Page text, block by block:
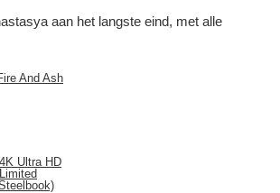
aan het langste eind, met alle
And Ash
Ultra HD